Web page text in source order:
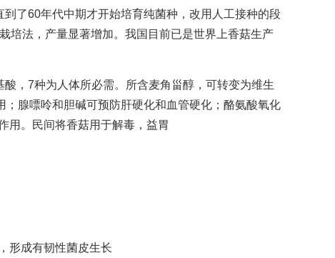
了60年代中期才开始培育纯菌种，改用人工接种的段
培法，产量显著增加。我国目前已是世界上香菇生产
，7种为人体所必需。所含麦角甾醇，可转变为维生
腺嘌呤和胆碱可预防肝硬化和血管硬化；酪氨酸氧化
用。民间将香菇用于解毒，益胃
形成有韧性菌皮 生长